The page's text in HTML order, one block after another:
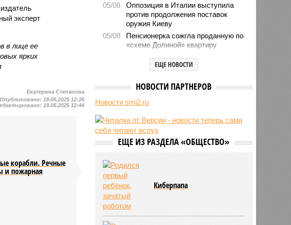
эксперт
в лице ее
ярких
Екатерина Степанова
Опубликовано: 19.05.2025 12:26
19.05.2025 12:44
корабли. Речные
и пожарная
05/08
Оппозиция в Италии выступила
против продолжения поставок
оружия Киеву
05/08
Пенсионерка сожгла проданную по
«схеме Долиной» квартиру
Microsoft обвинила российских
хакеров в глобальной охоте за
отелях
Тюмени обнаружено превышение
05/08
ТЦК заработали 3 миллиарда
долларов на «мёртвых душах»
В Испании потребовали исключить
чемпионата мира 2030 года из-за
миграционного кризиса
05/08
Сотрудница полиции помогла
сыну обстрелять конкурирующую
банду
ЕЩЕ НОВОСТИ
НОВОСТИ ПАРТНЕРОВ
Новости smi2.ru
ЕЩЕ ИЗ РАЗДЕЛА «ОБЩЕСТВО»
Киберпапа